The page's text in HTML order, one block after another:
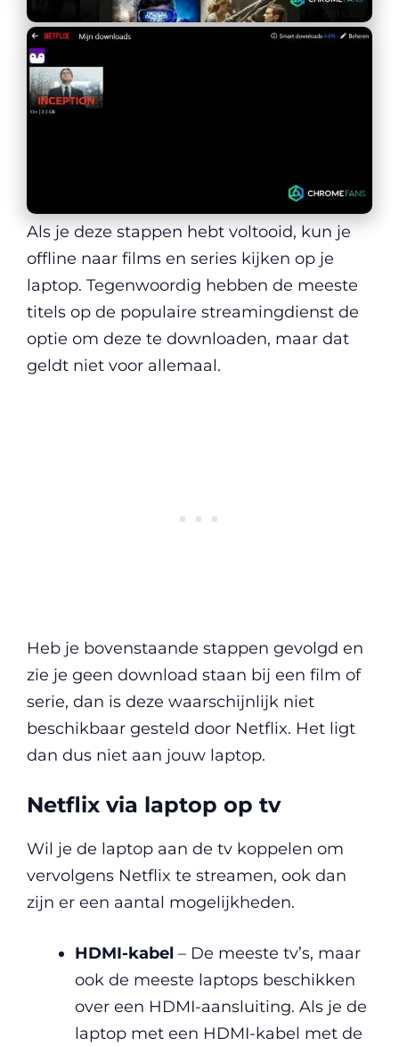
Als je deze stappen hebt voltooid, kun je
offline naar films en series kijken op je
laptop. Tegenwoordig hebben de meeste
titels op de populaire streamingdienst de
optie om deze te downloaden, maar dat
geldt niet voor allemaal.
Heb je bovenstaande stappen gevolgd en
zie je geen download staan bij een film of
serie, dan is deze waarschijnlijk niet
beschikbaar gesteld door Netflix. Het ligt
dan dus niet aan jouw laptop.
Netflix via laptop op tv
Wil je de laptop aan de tv koppelen om
vervolgens Netflix te streamen, ook dan
zijn er een aantal mogelijkheden.
HDMI-kabel – De meeste tv’s, maar
ook de meeste laptops beschikken
over een HDMI-aansluiting. Als je de
laptop met een HDMI-kabel met de